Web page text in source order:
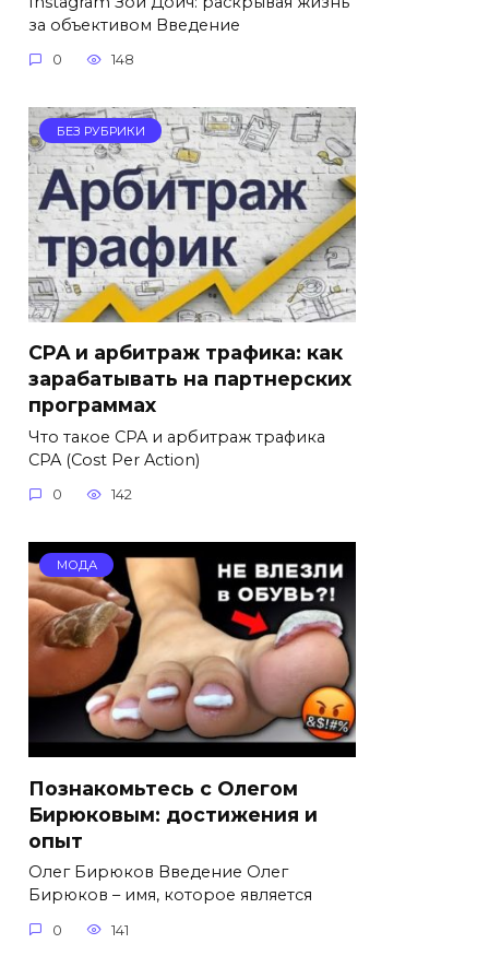
за объективом Введение
0 148
БЕЗ РУБРИКИ
CPA и арбитраж трафика: как
зарабатывать на партнерских
программах
Что такое CPA и арбитраж трафика
CPA (Cost Per Action)
0 142
МОДА
Познакомьтесь с Олегом
Бирюковым: достижения и
опыт
Олег Бирюков Введение Олег
Бирюков – имя, которое является
0 141